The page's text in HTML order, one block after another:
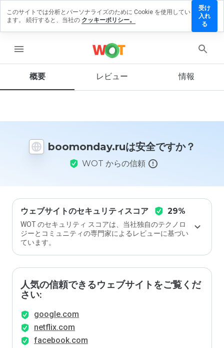
menu
概要 レビュー 情報
boomonday.ruは安全ですか？
WOT からの信頼
ウェブサイトのセキュリティスコア 29%
WOT のセキュリティ スコアは、当社独自のテクノロ
ジーとコミュニティの専門家によるレビューに基づい
ています。
人気の信頼できるウェブサイトをご覧くだ
さい:
google.com
netflix.com
facebook.com
ビューを
この
イト
価し
ます
か？
このサイトでは分析とパーソナライズのために Cookie を使用してい
ます。 続行すると、当社の クッキーポリシー。
受け
入れ
る